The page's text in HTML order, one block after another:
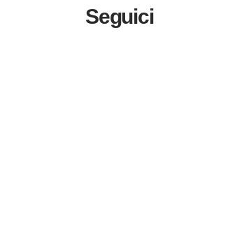
Seguici